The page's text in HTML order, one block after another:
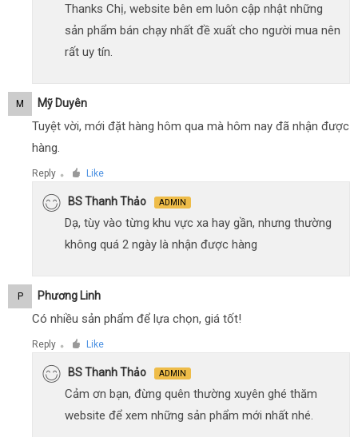
Thanks Chị, website bên em luôn cập nhật những
sản phẩm bán chạy nhất đề xuất cho người mua nên
rất uy tín.
M Mỹ Duyên
Tuyệt vời, mới đặt hàng hôm qua mà hôm nay đã nhận được
hàng.
Reply ● Like
BS Thanh Thảo ADMIN
Dạ, tùy vào từng khu vực xa hay gần, nhưng thường
không quá 2 ngày là nhận được hàng
P Phương Linh
Có nhiều sản phẩm để lựa chọn, giá tốt!
Reply ● Like
BS Thanh Thảo ADMIN
Cảm ơn bạn, đừng quên thường xuyên ghé thăm
website để xem những sản phẩm mới nhất nhé.